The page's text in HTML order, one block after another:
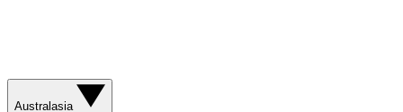
Australasia